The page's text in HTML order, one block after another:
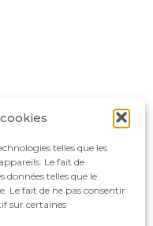
telles que les
Le fait de
telles que le
Le fait de ne pas consentir
sur certaines